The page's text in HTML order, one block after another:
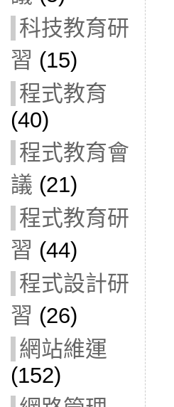
科技教育研
習 (15)
程式教育
(40)
程式教育會
議 (21)
程式教育研
習 (44)
程式設計研
習 (26)
網站維運
(152)